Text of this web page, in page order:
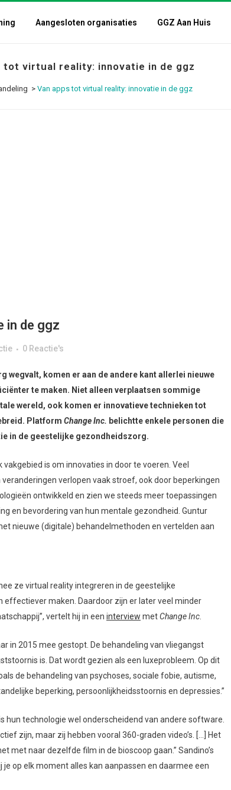
Aangesloten organisaties GGZ Aan Huis
tot virtual reality: innovatie in de ggz
> Van apps tot virtual reality: innovatie in de ggz
in de ggz
0 Reactie's
wegvalt, komen er aan de andere kant allerlei nieuwe
te maken. Niet alleen verplaatsen sommige
wereld, ook komen er innovatieve technieken tot
Platform Change Inc. belichtte enkele personen die
in de geestelijke gezondheidszorg.
is om innovaties in door te voeren. Veel
verlopen vaak stroef, ook door beperkingen
ontwikkeld en zien we steeds meer toepassingen
en bevordering van hun mentale gezondheid. Guntur
nieuwe (digitale) behandelmethoden en vertelden aan
ze virtual reality integreren in de geestelijke
effectiever maken. Daardoor zijn er later veel minder
vertelt hij in een interview metChange Inc.
in 2015 mee gestopt. De behandeling van vliegangst
is. Dat wordt gezien als een luxeprobleem. Op dit
de behandeling van psychoses, sociale fobie, autisme,
beperking, persoonlijkheidsstoornis en depressies.”
hun technologie wel onderscheidend van andere software.
zijn, maar zij hebben vooral 360-graden video’s. […] Het
met naar dezelfde film in de bioscoop gaan.” Sandino’s
je op elk moment alles kan aanpassen en daarmee een